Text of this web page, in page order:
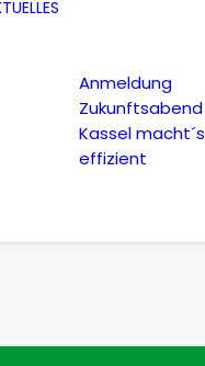
Anmeldung
Zukunftsabend
Kassel macht´s
effizient